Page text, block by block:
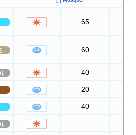
65
60
40
20
40
—